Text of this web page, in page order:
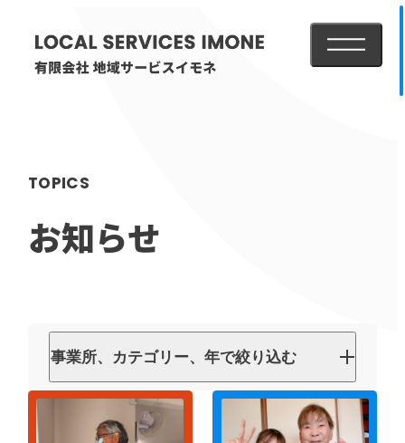
訪問看護リハビリステーション癒々
教育事業
メニュー
TOPICS
お知らせ
事業所、カテゴリー、年で絞り込む
事業所
すべて